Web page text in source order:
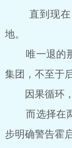
直到现在，
地。
唯一退的那
集团，不至于
因果循环，
而选择在两
步明确警告霍